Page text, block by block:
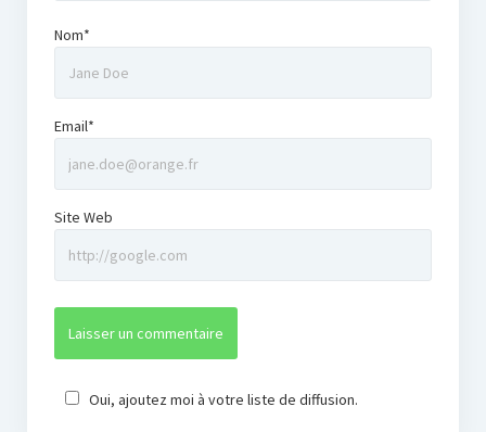
Nom*
Email*
Site Web
Oui, ajoutez moi à votre liste de diffusion.